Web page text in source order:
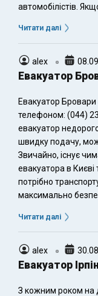
автомобілістів.
Читати далі
alex
Евакуатор
Евакуатор
телефоном: (044)
евакуатор
швидку подачу,
Звичайно, існує
евакуатора в Києві
потрібно
максимально
Читати далі
alex
Евакуатор
З кожним роком на